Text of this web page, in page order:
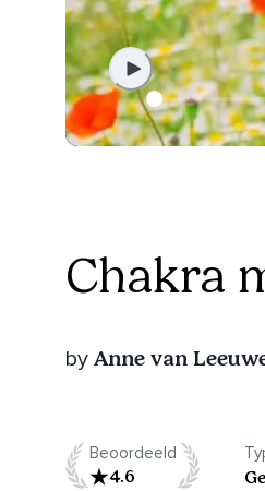
Chakra
by Anne van
Beoordeeld
4.6